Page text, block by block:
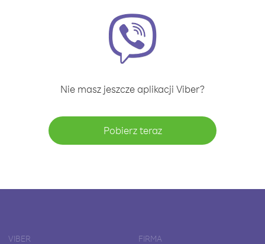
Nie masz jeszcze aplikacji Viber?
Pobierz teraz
VIBER FIRMA